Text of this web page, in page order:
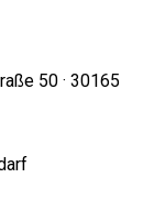
50 · 30165